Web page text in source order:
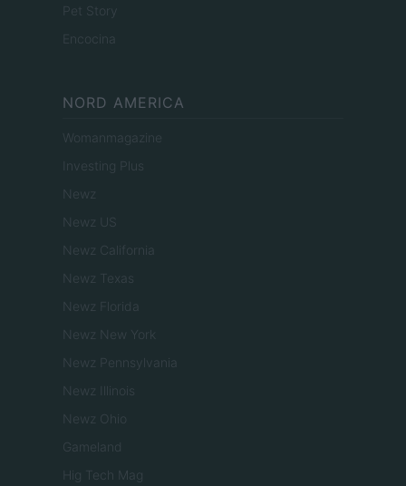
Pet Story
Encocina
NORD AMERICA
Womanmagazine
Investing Plus
Newz
Newz US
Newz California
Newz Texas
Newz Florida
Newz New York
Newz Pennsylvania
Newz Illinois
Newz Ohio
Gameland
Hig Tech Mag